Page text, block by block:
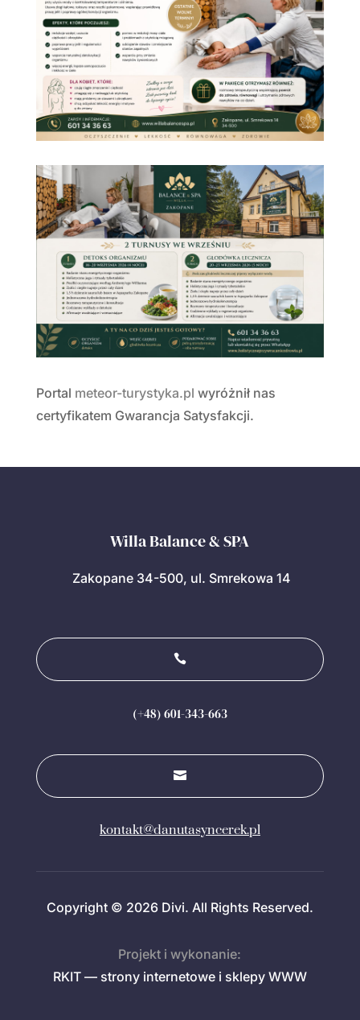
Portal meteor-turystyka.pl wyróżnił nas
certyfikatem Gwarancja Satysfakcji.
Willa Balance & SPA
Zakopane 34-500, ul. Smrekowa 14

(+48) 601-343-663

kontakt@danutasyncerek.pl
Copyright © 2026 Divi. All Rights Reserved.
Projekt i wykonanie:
RKIT — strony internetowe i sklepy WWW